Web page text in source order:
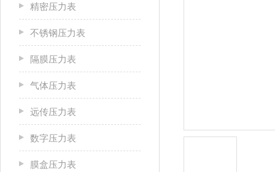
精密压力表
不锈钢压力表
隔膜压力表
气体压力表
远传压力表
数字压力表
膜盒压力表